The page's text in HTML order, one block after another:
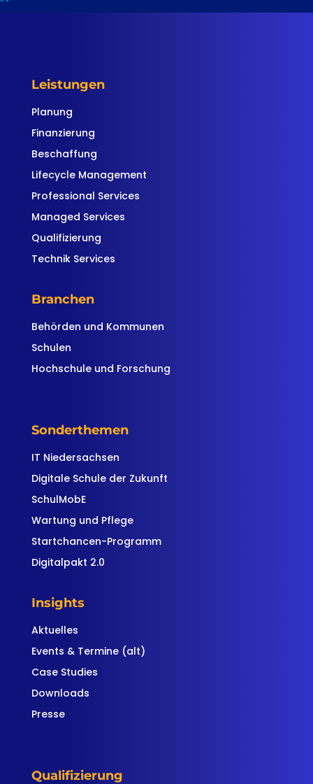
Leistungen
Planung
Finanzierung
Beschaffung
Lifecycle Management
Professional Services
Managed Services
Qualifizierung
Technik Services
Branchen
Behörden und Kommunen
Schulen
Hochschule und Forschung
Sonderthemen
IT Niedersachsen
Digitale Schule der Zukunft
SchulMobE
Wartung und Pflege
Startchancen-Programm
Digitalpakt 2.0
Insights
Aktuelles
Events & Termine (alt)
Case Studies
Downloads
Presse
Qualifizierung